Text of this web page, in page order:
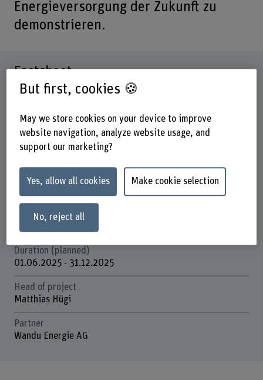
Energieversorgung der Zukunft zu
demonstrieren.
Factsheet
School of Engineering and Computer Science
Institute(s)
Institute for Energy and Mobility Research IEM
Research unit(s)
Funding organisation
Duration (planned)
01.06.2025 - 31.12.2025
Head of project
Matthias Hügi
Partner
Wandu Energie AG
But first, cookies 🍪
May we store cookies on your device to improve
website navigation, analyze website usage, and
support our marketing?
Yes, allow all cookies Make cookie selection
No, reject all